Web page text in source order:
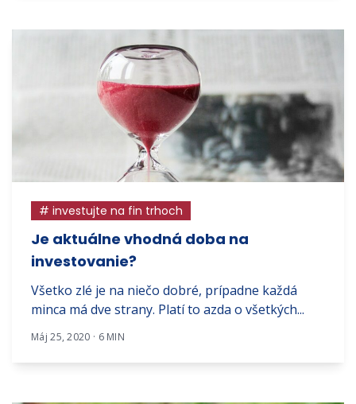
# investujte na fin trhoch
Je aktuálne vhodná doba na
investovanie?
Všetko zlé je na niečo dobré, prípadne každá
minca má dve strany. Platí to azda o všetkých...
Máj 25, 2020 · 6 MIN